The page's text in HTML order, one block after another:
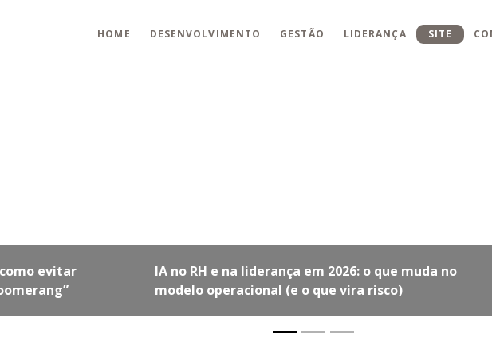
HOME DESENVOLVIMENTO GESTÃO LIDERANÇA SITE
Webinar: Transformar o Negócio a Partir das
Pessoas
A importância da
transformação